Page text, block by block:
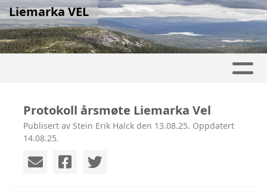
Liemarka VEL
Protokoll årsmøte Liemarka Vel
Publisert av Stein Erik Halck den 13.08.25. Oppdatert
14.08.25.